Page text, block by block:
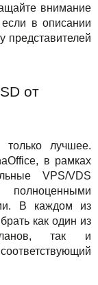
внимание
в описании
представителей
от
лучшее.
в рамках
VPS/VDS
В каждом из
как один из
так и